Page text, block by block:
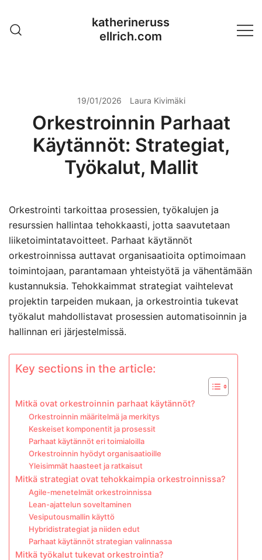
content
katherineruss
ellrich.com
19/01/2026 Laura Kivimäki
Orkestroinnin Parhaat
Käytännöt: Strategiat,
Työkalut, Mallit
Orkestrointi tarkoittaa prosessien, työkalujen ja
resurssien hallintaa tehokkaasti, jotta saavutetaan
liiketoimintatavoitteet. Parhaat käytännöt
orkestroinnissa auttavat organisaatioita optimoimaan
toimintojaan, parantamaan yhteistyötä ja vähentämään
kustannuksia. Tehokkaimmat strategiat vaihtelevat
projektin tarpeiden mukaan, ja orkestrointia tukevat
työkalut mahdollistavat prosessien automatisoinnin ja
hallinnan eri järjestelmissä.
Key sections in the article:
Mitkä ovat orkestroinnin parhaat käytännöt?
Orkestroinnin määritelmä ja merkitys
Keskeiset komponentit ja prosessit
Parhaat käytännöt eri toimialoilla
Orkestroinnin hyödyt organisaatioille
Yleisimmät haasteet ja ratkaisut
Mitkä strategiat ovat tehokkaimpia orkestroinnissa?
Agile-menetelmät orkestroinnissa
Lean-ajattelun soveltaminen
Vesiputousmallin käyttö
Hybridistrategiat ja niiden edut
Parhaat käytännöt strategian valinnassa
Mitkä työkalut tukevat orkestrointia?